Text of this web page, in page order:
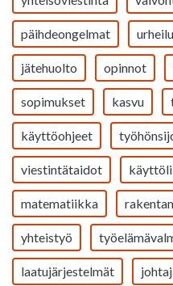
päihdeongelmat
jätehuolto opinnot
sopimukset kasvu
käyttöohjeet
viestintätaidot
matematiikka
yhteistyö
laatujärjestelmät